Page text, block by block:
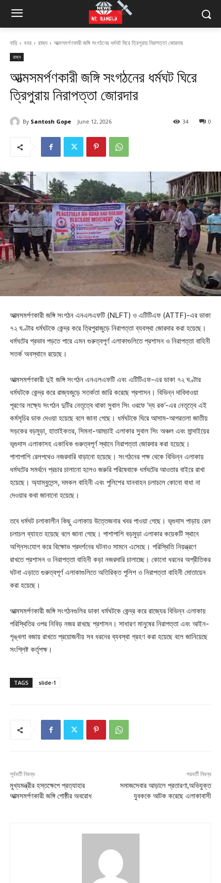
বাড়ি খবর রাজ্য আত্মসমর্পণকারী জঙ্গি সংগঠনের ধর্মঘট ঘিরে ত্রিপুরায় নিরাপত্তা জোরদার
রাজ্য
আত্মসমর্পণকারী জঙ্গি সংগঠনের ধর্মঘট ঘিরে
ত্রিপুরায় নিরাপত্তা জোরদার
By Santosh Gope June 12, 2026 0
34
আত্মসমর্পণকারী জঙ্গি সংগঠন এনএলএফটি (NLFT) ও এটিটিএফ (ATTF)-এর ডাকা
৭২ ঘণ্টার ধর্মঘটকে কেন্দ্র করে ত্রিপুরাজুড়ে নিরাপত্তা ব্যবস্থা জোরদার করা হয়েছে।
ধর্মঘটের প্রভাব পড়তে পারে এমন গুরুত্বপূর্ণ এলাকাগুলিতে প্রশাসন ও নিরাপত্তা বাহিনী
সতর্ক অবস্থানে রয়েছে।
আত্মসমর্পণকারী দুই জঙ্গি সংগঠন এনএলএফটি এবং এটিটিএফ-এর ডাকা ৭২ ঘণ্টার
ধর্মঘটকে কেন্দ্র করে রাজ্যজুড়ে সতর্কতা জারি করেছে প্রশাসন। বিভিন্ন দাবিদাওয়া
পূরণের লক্ষ্যে সংগঠন দুটির নেতৃত্বে থাকা সুবাল সিং ওরফে ‘দ্য রক’-এর নেতৃত্বে এই
কর্মসূচির ডাক দেওয়া হয়েছে বলে জানা গেছে। ধর্মঘটকে ঘিরে আসাম-আগরতলা জাতীয়
সড়কের বড়মুড়া, হাতাইকতর, সিমনা-আমচাই এলাকার সুবাল সিং অঞ্চল এবং মান্দাইয়ের
ভৃগুদাস এলাকাসহ একাধিক গুরুত্বপূর্ণ স্থানে নিরাপত্তা জোরদার করা হয়েছে।
পাশাপাশি রেলপথেও নজরদারি বাড়ানো হয়েছে। সংগঠনের পক্ষ থেকে বিভিন্ন এলাকায়
ধর্মঘটের সমর্থনে প্রচার চালানো হলেও জরুরি পরিষেবাকে ধর্মঘটের আওতার বাইরে রাখা
হয়েছে। অ্যাম্বুলেন্স, দমকল বাহিনী এবং পুলিশের যানবাহন চলাচলে কোনো বাধা না
দেওয়ার কথা জানানো হয়েছে।
তবে ধর্মঘট চলাকালীন কিছু এলাকায় উত্তেজনার খবর পাওয়া গেছে। ভৃগুদাস পাড়ায় রেল
চলাচল ব্যাহত হয়েছে বলে জানা গেছে। পাশাপাশি বড়মুড়া এলাকার কয়েকটি স্থানে
অগ্নিসংযোগ করে বিক্ষোভ প্রদর্শনের ঘটনাও সামনে এসেছে। পরিস্থিতি নিয়ন্ত্রণে
রাখতে প্রশাসন ও নিরাপত্তা বাহিনী কড়া নজরদারি চালাচ্ছে। কোনো ধরনের অপ্রীতিকর
ঘটনা এড়াতে গুরুত্বপূর্ণ এলাকাগুলিতে অতিরিক্ত পুলিশ ও নিরাপত্তা বাহিনী মোতায়েন
করা হয়েছে।
আত্মসমর্পণকারী জঙ্গি সংগঠনগুলির ডাকা ধর্মঘটকে কেন্দ্র করে রাজ্যের বিভিন্ন এলাকায়
পরিস্থিতির ওপর নিবিড় নজর রাখছে প্রশাসন। সাধারণ মানুষের নিরাপত্তা এবং আইন-
শৃঙ্খলা বজায় রাখতে প্রয়োজনীয় সব ধরনের ব্যবস্থা গ্রহণ করা হয়েছে বলে জানিয়েছে
সংশ্লিষ্ট কর্তৃপক্ষ।
TAGS slide-1
পূর্ববর্তী নিবন্ধ
মুখ্যমন্ত্রীর হস্তক্ষেপে প্রত্যাহার
আত্মসমর্পণকারী জঙ্গি গোষ্ঠীর অবরোধ
পরবর্তী নিবন্ধ
সমাজসেবার আড়ালে প্রতারণা,অভিযুক্ত
যুবককে আটক করেছে এলাকাবাসী